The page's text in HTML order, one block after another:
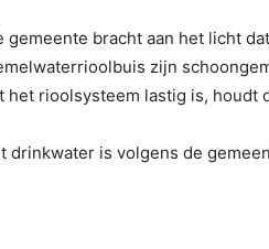
gemeente bracht aan het licht
zijn
het rioolsysteem lastig is, houdt
drinkwater is volgens de